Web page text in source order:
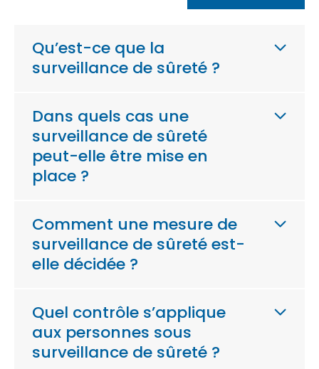
Qu’est-ce que la
surveillance de sûreté ?
Dans quels cas une
surveillance de sûreté
peut-elle être mise en
place ?
Comment une mesure de
surveillance de sûreté est-
elle décidée ?
Quel contrôle s’applique
aux personnes sous
surveillance de sûreté ?